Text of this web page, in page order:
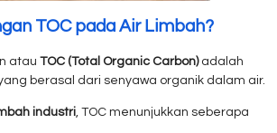
TOC pada Air Limbah?
atau TOC (Total Organic Carbon)adalah
berasal dari senyawa organik dalam air.
industri, TOC menunjukkan seberapa